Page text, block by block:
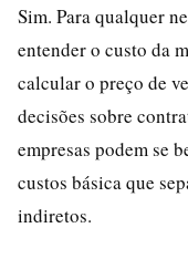
Sim. Para qualquer
entender o custo da
calcular o preço de
decisões sobre
empresas podem se
custos básica que
indiretos.